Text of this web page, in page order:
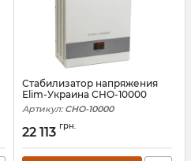
Стабилизатор напряжения
Elim-Украина СНО-10000
Артикул: СНО-10000
22 113 грн.